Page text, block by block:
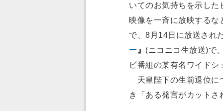
いてのお気持ちを示し
映像を一斉に放映する
で、8月14日に放送され
ー 』 (ニコニコ生放送)で
ビ番組の某有名ワイド
天皇陛下の生前退位に
き「ある発言がカットさ